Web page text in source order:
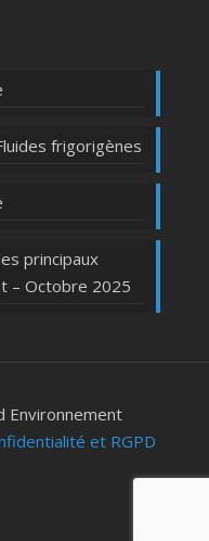
frigorigènes
principaux
– Octobre 2025
Environnement
et RGPD